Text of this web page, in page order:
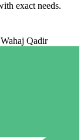
exact needs.
Qadir